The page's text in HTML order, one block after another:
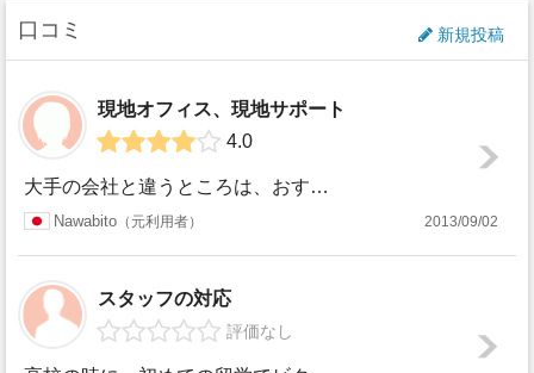
口コミ 新規投稿
現地オフィス、現地サポート
4.0
大手の会社と違うところは、おすすめの留学先は、スタッフが現地調査に行き、利用者を送るホームステイの人までチェックしていることでした。なので、利用者の性格と...
Nawabito 元利用者 2013/09/02
スタッフの対応
評価なし